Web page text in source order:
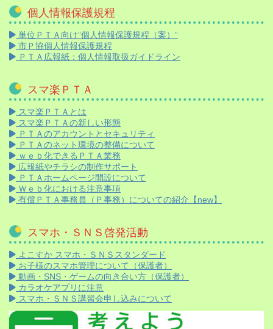
個人情報保護規程
単位ＰＴＡ向け”個人情報保護規程（案）”
市Ｐ協個人情報保護規程
ＰＴＡ広報紙：個人情報取扱ガイドライン
スマ楽ＰＴＡ
スマ楽ＰＴＡとは
スマ楽ＰＴＡの新しい形態
ＰＴＡのアカウントとセキュリティ
ＰＴＡのネット環境の整備について
ｗｅｂ化できるＰＴＡ業務
広報紙やチラシの制作サポート
ＰＴＡホームページ開設について
Ｗｅｂ化における注意事項
有償ＰＴＡ事務員（Ｐ事務）についての紹介【new】
スマホ・ＳＮＳ啓発活動
よこすか スマホ・ＳＮＳスタンダード
お子様のスマホ管理について（保護者）
動画・SNS・ゲームの向き合い方（保護者）
カラオケアプリに注意
スマホ・ＳＮＳ講習会申し込みについて